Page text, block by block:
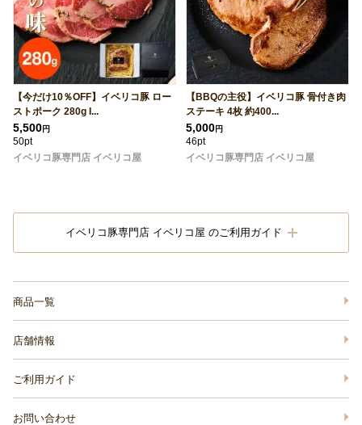
【今だけ10％OFF】イベリコ豚 ロー
ストポーク 280g I...
5,500円
50pt
イベリコ豚専門店 イベリコ屋
【BBQの主役】イベリコ豚 骨付き肉
ステーキ 4枚 約400...
5,000円
46pt
イベリコ豚専門店 イベリコ屋
イベリコ豚専門店 イベリコ屋 のご利用ガイド
商品一覧
店舗情報
ご利用ガイド
お問い合わせ